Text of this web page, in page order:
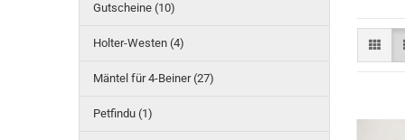
Gutscheine (10)
Holter-Westen (4)
Mäntel für 4-Beiner (27)
Petfindu (1)